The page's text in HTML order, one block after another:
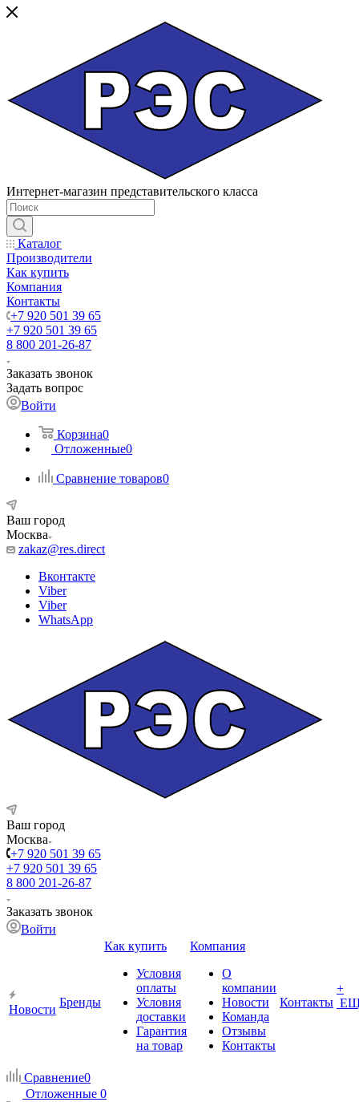
Интернет-магазин представительского класса
Каталог
Производители
Как купить
Компания
Контакты
+7 920 501 39 65
+7 920 501 39 65
8 800 201-26-87
Заказать звонок
Задать вопрос
Войти
Корзина0
Отложенные0
Сравнение товаров0
Ваш город
Москва
zakaz@res.direct
Вконтакте
Viber
Viber
WhatsApp
Ваш город
Москва
+7 920 501 39 65
+7 920 501 39 65
8 800 201-26-87
Заказать звонок
Войти
Новости
Бренды
Как купить
Условия
оплаты
Условия
доставки
Гарантия
на товар
Компания
О
компании
Новости
Команда
Отзывы
Контакты
Контакты
+
Сравнение0
Отложенные 0